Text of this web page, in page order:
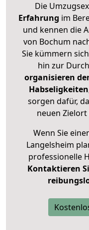
Die
Erfahrung im
und kennen die
von Bochum
Sie kümmern
hin zur
organisieren
Habseligkeiten
sorgen dafür,
neuen
Wenn Sie
Langelsheim
professionelle
Kontaktieren